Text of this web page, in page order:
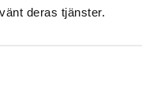
deras tjänster.